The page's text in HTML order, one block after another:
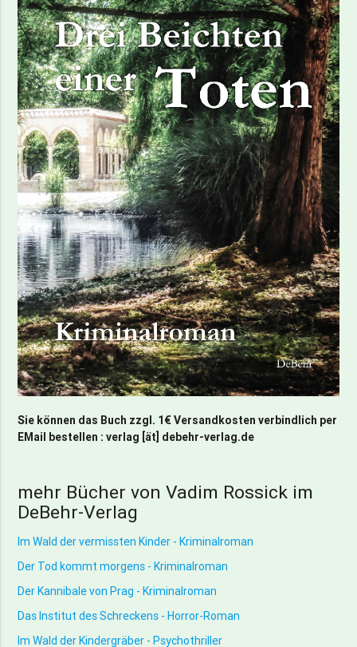
Sie können das Buch zzgl. 1€ Versandkosten verbindlich per
EMail bestellen : verlag [ät] debehr-verlag.de
mehr Bücher von Vadim Rossick im
DeBehr-Verlag
Im Wald der vermissten Kinder - Kriminalroman
Der Tod kommt morgens - Kriminalroman
Der Kannibale von Prag - Kriminalroman
Das Institut des Schreckens - Horror-Roman
Im Wald der Kindergräber - Psychothriller